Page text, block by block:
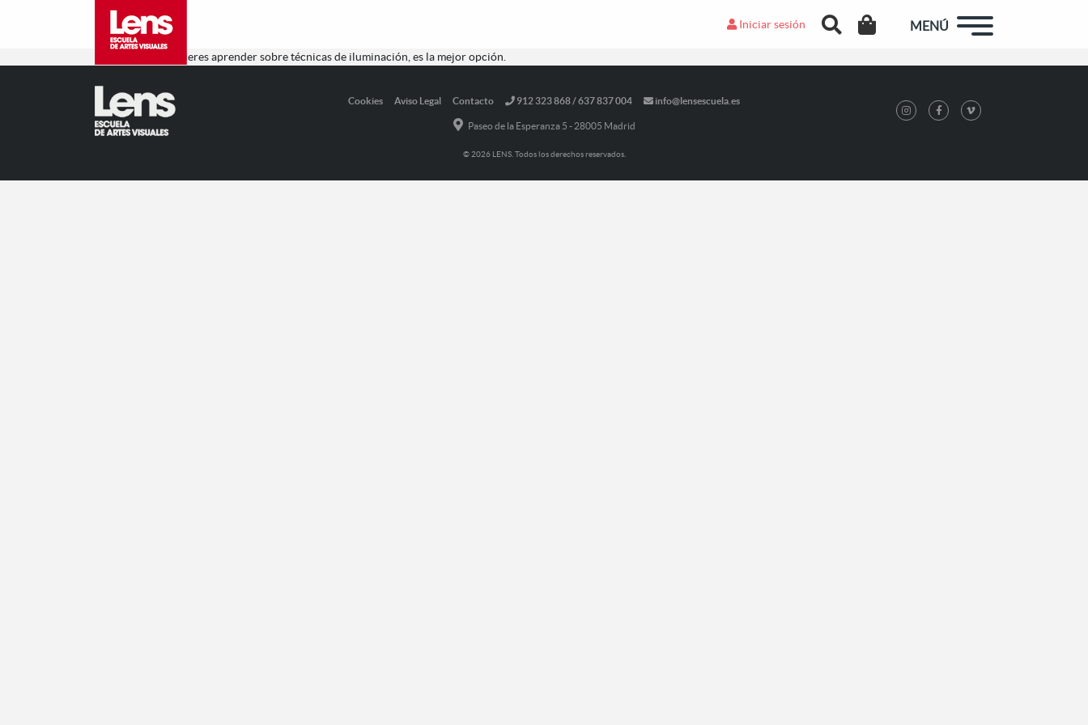
Iniciar sesión MENÚ
Excepcional. Si quieres aprender sobre técnicas de iluminación, es la mejor opción.
Cookies Aviso Legal Contacto 912 323 868 / 637 837 004 info@lensescuela.es
Paseo de la Esperanza 5 - 28005 Madrid
© 2026 LENS. Todos los derechos reservados.